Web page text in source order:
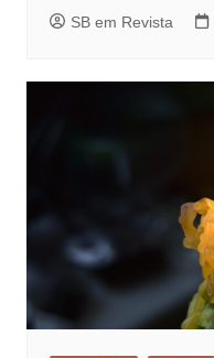
SB em Revista